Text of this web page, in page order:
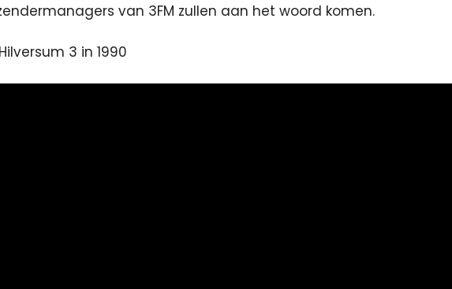
van 3FM zullen aan het woord komen.
3 in 1990